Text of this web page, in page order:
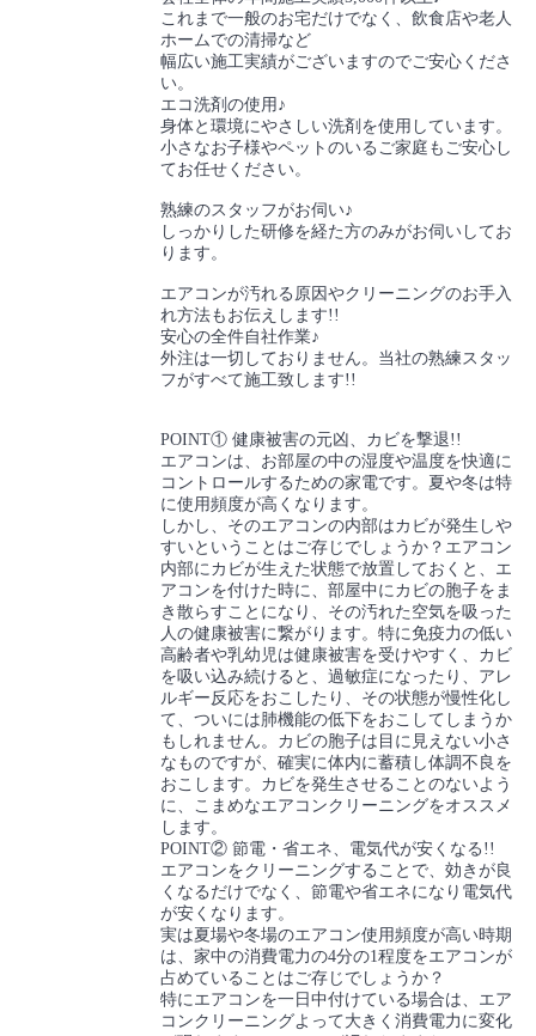
これまで一般のお宅だけでなく、飲食店や老人
ホームでの清掃など
幅広い施工実績がございますのでご安心くださ
い。
エコ洗剤の使用♪
身体と環境にやさしい洗剤を使用しています。
小さなお子様やペットのいるご家庭もご安心し
てお任せください。
熟練のスタッフがお伺い♪
しっかりした研修を経た方のみがお伺いしてお
ります。
エアコンが汚れる原因やクリーニングのお手入
れ方法もお伝えします!!
安心の全件自社作業♪
外注は一切しておりません。当社の熟練スタッ
フがすべて施工致します!!
POINT① 健康被害の元凶、カビを撃退!!
エアコンは、お部屋の中の湿度や温度を快適に
コントロールするための家電です。夏や冬は特
に使用頻度が高くなります。
しかし、そのエアコンの内部はカビが発生しや
すいということはご存じでしょうか？エアコン
内部にカビが生えた状態で放置しておくと、エ
アコンを付けた時に、部屋中にカビの胞子をま
き散らすことになり、その汚れた空気を吸った
人の健康被害に繋がります。特に免疫力の低い
高齢者や乳幼児は健康被害を受けやすく、カビ
を吸い込み続けると、過敏症になったり、アレ
ルギー反応をおこしたり、その状態が慢性化し
て、ついには肺機能の低下をおこしてしまうか
もしれません。カビの胞子は目に見えない小さ
なものですが、確実に体内に蓄積し体調不良を
おこします。カビを発生させることのないよう
に、こまめなエアコンクリーニングをオススメ
します。
POINT② 節電・省エネ、電気代が安くなる!!
エアコンをクリーニングすることで、効きが良
くなるだけでなく、節電や省エネになり電気代
が安くなります。
実は夏場や冬場のエアコン使用頻度が高い時期
は、家中の消費電力の4分の1程度をエアコンが
占めていることはご存じでしょうか？
特にエアコンを一日中付けている場合は、エア
コンクリーニングよって大きく消費電力に変化